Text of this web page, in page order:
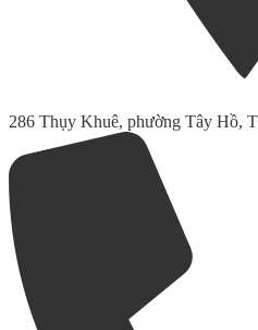
286 Thụy Khuê, phường Tây Hồ,